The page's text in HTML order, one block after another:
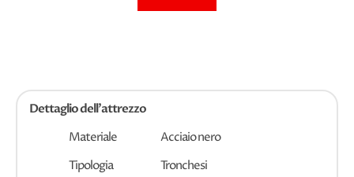
Dettaglio dell'attrezzo
Materiale
Acciaio nero
Tipologia
Tronchesi